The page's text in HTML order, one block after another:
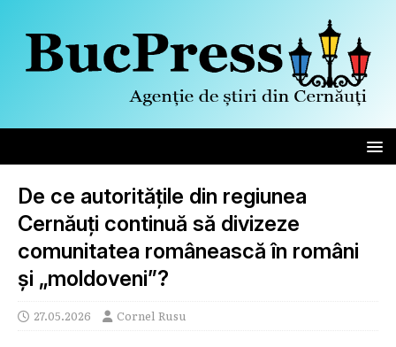
De ce autoritățile din regiunea
Cernăuți continuă să divizeze
comunitatea românească în români
și „moldoveni”?
27.05.2026 Cornel Rusu